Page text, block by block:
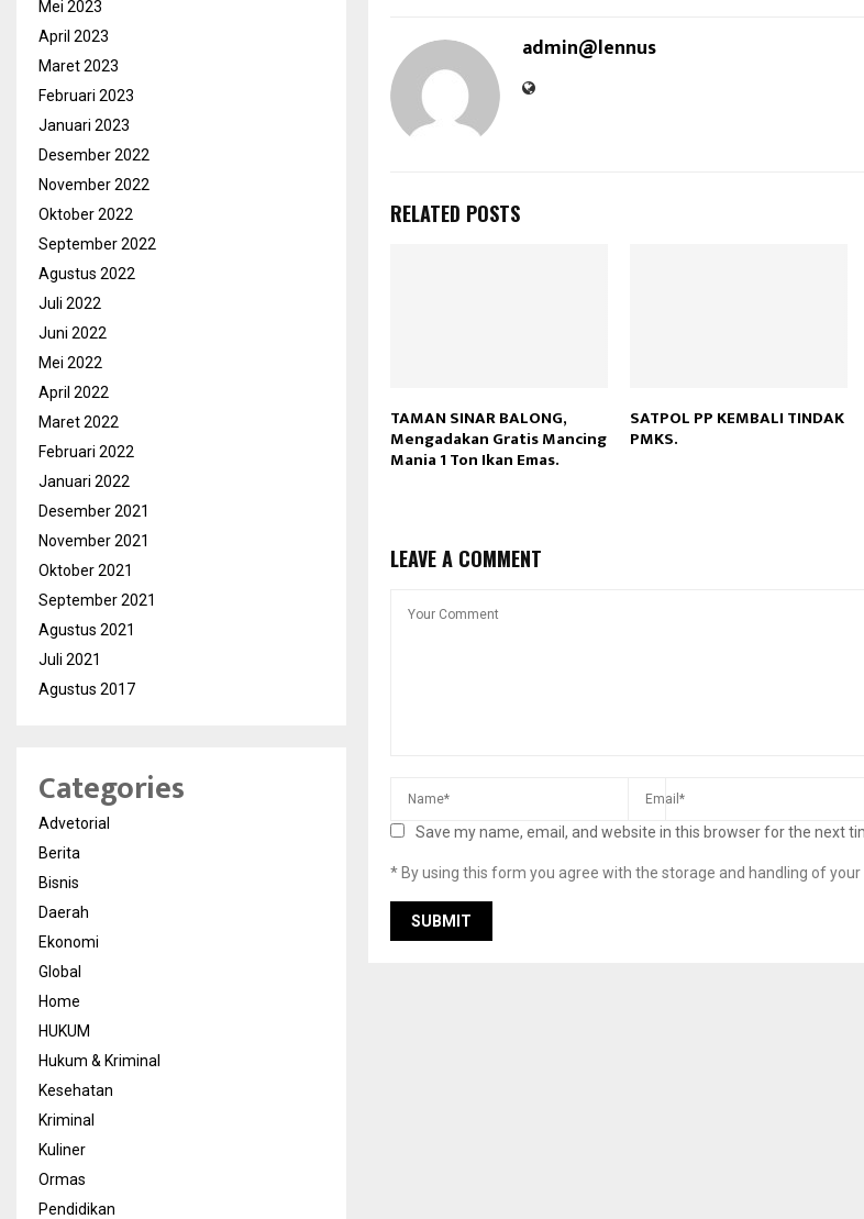
admin@lennus
RELATED POSTS
TAMAN SINAR BALONG,
Mengadakan Gratis Mancing
Mania 1 Ton Ikan Emas.
SATPOL PP KEMBALI TINDAK
PMKS.
LEAVE A COMMENT
Save my name, email, and website in this browser for the next
* By using this form you agree with the storage and handling of
Mei 2023
April 2023
Maret 2023
Februari 2023
Januari 2023
Desember 2022
November 2022
Oktober 2022
September 2022
Agustus 2022
Juli 2022
Juni 2022
Mei 2022
April 2022
Maret 2022
Februari 2022
Januari 2022
Desember 2021
November 2021
Oktober 2021
September 2021
Agustus 2021
Juli 2021
Agustus 2017
Categories
Advetorial
Berita
Bisnis
Daerah
Ekonomi
Global
Home
HUKUM
Hukum & Kriminal
Kesehatan
Kriminal
Kuliner
Ormas
Pendidikan